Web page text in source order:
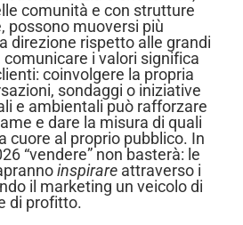
comunità e con strutture
possono muoversi più
direzione rispetto alle grandi
i valori significa
coinvolgere la propria
sondaggi o iniziative
e ambientali può rafforzare
e dare la misura di quali
cuore al proprio pubblico. In
“vendere” non basterà: le
inspirareattraverso i
il marketing un veicolo di
di profitto.